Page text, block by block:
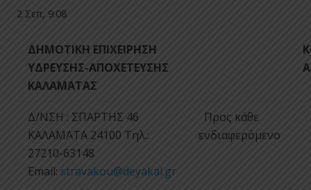
2 Σεπ, 9:08
ΔΗΜΟΤΙΚΗ ΕΠΙΧΕΙΡΗΣΗ
ΥΔΡΕΥΣΗΣ-ΑΠΟΧΕΤΕΥΣΗΣ
ΚΑΛΑΜΑΤΑΣ
Δ/ΝΣΗ : ΣΠΑΡΤΗΣ 46
ΚΑΛΑΜΑΤΑ 24100 Tηλ.:
27210-63148
Email: stravakou@deyakal.gr
Προς κάθε
ενδιαφερόμενο